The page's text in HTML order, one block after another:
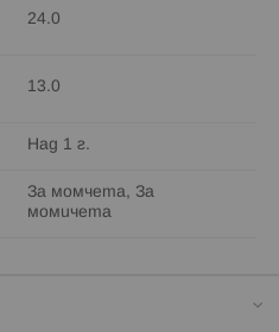
24.0
13.0
Над 1 г.
За момчета, За
момичета